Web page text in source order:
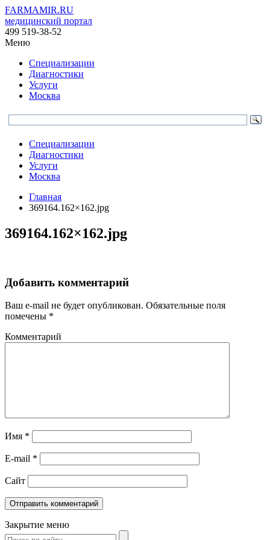
FARMAMIR.RU
медицинский портал
499 519-38-52
Меню
Специализации
Диагностики
Услуги
Москва
Специализации
Диагностики
Услуги
Москва
Главная
369164.162×162.jpg
369164.162×162.jpg
Добавить комментарий
Ваш e-mail не будет опубликован. Обязательные поля
помечены *
Комментарий
Имя *
E-mail *
Сайт
Закрытие меню